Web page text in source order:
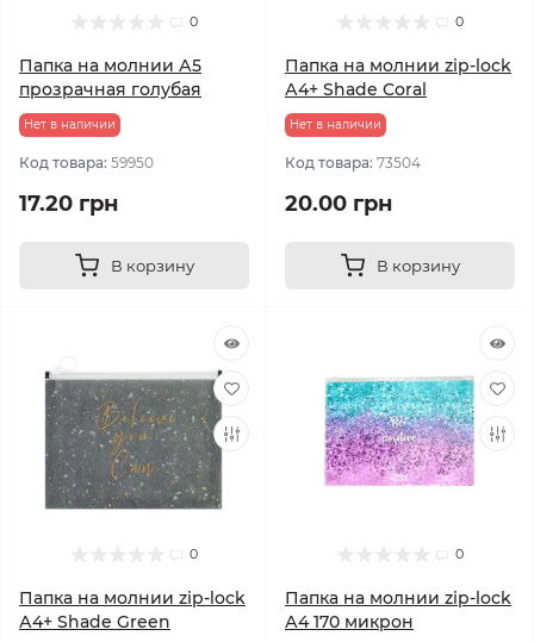
0
Папка на молнии А5
прозрачная голубая
Нет в наличии
Код товара: 59950
17.20 грн
В корзину
0
Папка на молнии zip-lock
А4+ Shade Coral
Нет в наличии
Код товара: 73504
20.00 грн
В корзину
0
Папка на молнии zip-lock
А4+ Shade Green
0
Папка на молнии zip-lock
А4 170 микрон